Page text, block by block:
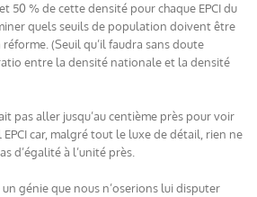
50 % de cette densité pour chaque EPCI du
quels seuils de population doivent être
(Seuil qu’il faudra sans doute
entre la densité nationale et la densité
pas aller jusqu’au centième près pour voir
car, malgré tout le luxe de détail, rien ne
d’égalité à l’unité près.
génie que nous n’oserions lui disputer